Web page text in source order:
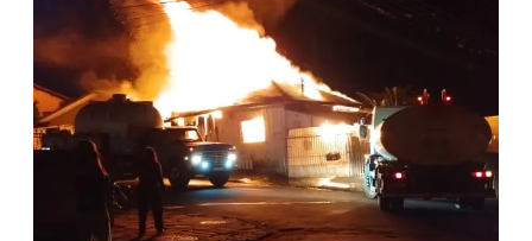
morta
na
casa
incendiada
Califórnia